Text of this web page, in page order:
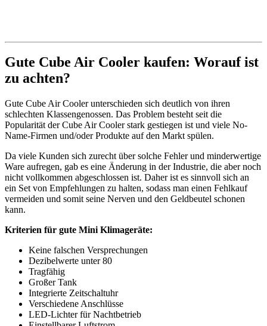
Gute Cube Air Cooler kaufen: Worauf ist
zu achten?
Gute Cube Air Cooler unterschieden sich deutlich von ihren
schlechten Klassengenossen. Das Problem besteht seit die
Popularität der Cube Air Cooler stark gestiegen ist und viele No-
Name-Firmen und/oder Produkte auf den Markt spülen.
Da viele Kunden sich zurecht über solche Fehler und minderwertige
Ware aufregen, gab es eine Änderung in der Industrie, die aber noch
nicht vollkommen abgeschlossen ist. Daher ist es sinnvoll sich an
ein Set von Empfehlungen zu halten, sodass man einen Fehlkauf
vermeiden und somit seine Nerven und den Geldbeutel schonen
kann.
Kriterien für gute Mini Klimageräte:
Keine falschen Versprechungen
Dezibelwerte unter 80
Tragfähig
Großer Tank
Integrierte Zeitschaltuhr
Verschiedene Anschlüsse
LED-Lichter für Nachtbetrieb